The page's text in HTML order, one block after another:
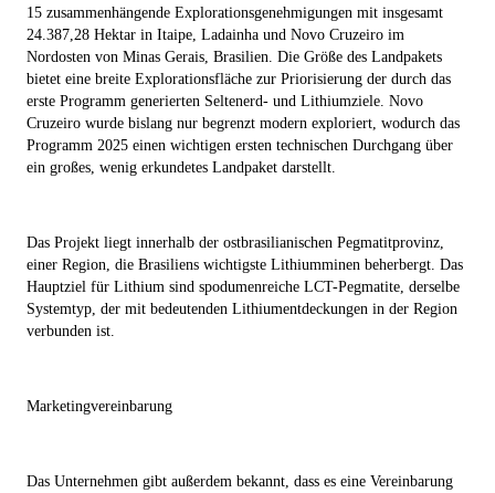
15 zusammenhängende Explorationsgenehmigungen mit insgesamt
24.387,28 Hektar in Itaipe, Ladainha und Novo Cruzeiro im
Nordosten von Minas Gerais, Brasilien. Die Größe des Landpakets
bietet eine breite Explorationsfläche zur Priorisierung der durch das
erste Programm generierten Seltenerd- und Lithiumziele. Novo
Cruzeiro wurde bislang nur begrenzt modern exploriert, wodurch das
Programm 2025 einen wichtigen ersten technischen Durchgang über
ein großes, wenig erkundetes Landpaket darstellt.
Das Projekt liegt innerhalb der ostbrasilianischen Pegmatitprovinz,
einer Region, die Brasiliens wichtigste Lithiumminen beherbergt. Das
Hauptziel für Lithium sind spodumenreiche LCT-Pegmatite, derselbe
Systemtyp, der mit bedeutenden Lithiumentdeckungen in der Region
verbunden ist.
Marketingvereinbarung
Das Unternehmen gibt außerdem bekannt, dass es eine Vereinbarung